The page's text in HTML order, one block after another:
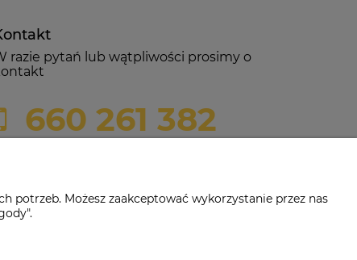
razie pytań lub wątpliwości prosimy o
660 261 382
Możesz zaakceptować wykorzystanie przez nas